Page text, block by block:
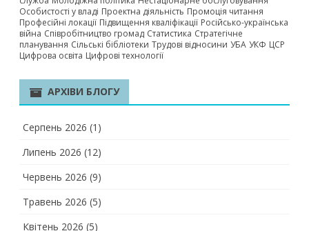
Особистості у владі Проектна діяльність Промоція читання
Професійні локації Підвищення кваліфікації Російсько-українська
війна Співробітництво громад Статистика Стратегічне
планування Сільські бібліотеки Трудові відносини УБА УКФ ЦСР
Цифрова освіта Цифрові технології
АРХІВИ БЛОГУ
Серпень 2026 (1)
Липень 2026 (12)
Червень 2026 (9)
Травень 2026 (5)
Квітень 2026 (5)